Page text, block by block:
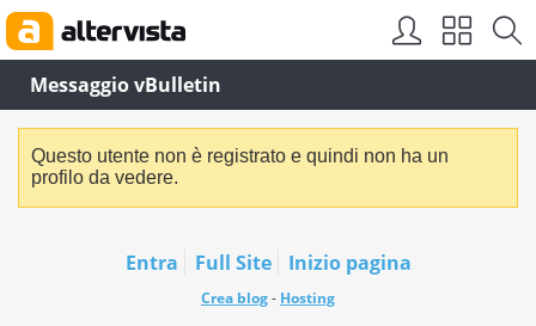
Messaggio vBulletin
Questo utente non è registrato e quindi non ha un
profilo da vedere.
Entra Full Site Inizio pagina
Crea blog- Hosting